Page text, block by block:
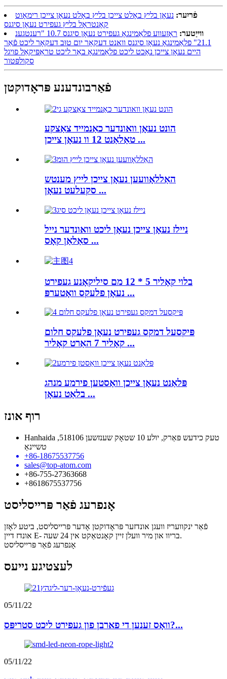
פֿריִער: נעאָן בליץ באָלט צייכן בליץ באָלט נעאָן צייכן רימאָוט
קאָנטראָל בליץ געפירט נעאָן סיגנס
ווייַטער:
ראָזעווע פלאַמינגאָ געפירט נעאָן סיגנס 10.7 "רענטגענ
21.1" פלאַמינגאָ נעאָן סיגנס וואנט דעקאָר יום טוּב דעקאָר ליכט פֿאַר
היים נעאָן צייכן נאַכט ליכט פלאַמינגאָ באַר ליכט טראַפּיקאַל פויגל
סקולפּטור
פֿאַרבונדענע פּראָדוקטן
הונט נעאָן וואונדער כאַנמייד צאַצקע
טאַלאַנט 12 וו נעאָן צייכן ...
האַללאָוועען נעאָן צייכן לייץ מענטש
סקעלעט נעאָן ...
ניילז נעאָן צייכן נעאָן ליכט וואונדער נייל
סאַלאַן קאָס ...
בלוי קאָליר 5 * 12 מם סיליקאָנע געפירט
נעאָן פלעקס וואָטערפּ ...
פּיקסעל דמקס געפירט נעאָן פלעקס חלום
קאָליר 7 האַרט קאָליר ...
פּלאַנט נעאָן צייכן וואַסטען פירמע מנהג
בלאַט נעאָן ...
רוף אונז
Hanhaida טעק כידעש פּאַרק, יולע 10 שטאָק שענזשען 518106,
טשיינאַ
+86-18675537756
sales@top-atom.com
+86-755-27363668
+8618675537756
אָנפרעג פֿאַר פּרייסליסט
פֿאַר ינקוועריז וועגן אונדזער פּראָדוקטן אָדער פּרייסליסט, ביטע לאָזן
אונדז דיין E- בריוו און מיר וועלן זיין קאָנטאַקט אין 24 שעה.
אָנפרעג פֿאַר פּרייסליסט
לעצטיגע נייעס
05/11/22
וואָס זענען די פארבן פון געפירט ליכט סטריפּס?...
05/11/22